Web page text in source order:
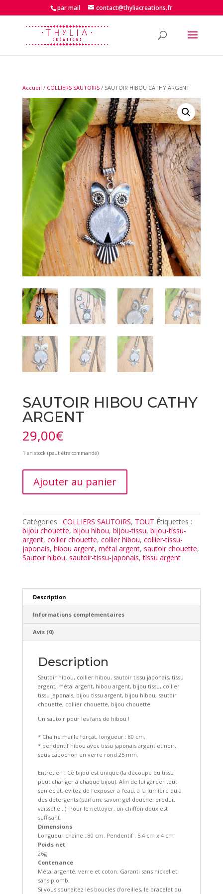
par mail contact@thyliacreations.fr
Accueil / COLLIERS SAUTOIRS/ SAUTOIR HIBOU CATHY ARGENT
SAUTOIR HIBOU CATHY
ARGENT
29,00€
1 en stock (peut être commandé)
quantité
SAUTOIR
ARGENT
Ajouter au panier
Catégories : COLLIERS SAUTOIRS, TOUT Étiquettes :
bijou chouette, bijou hibou, bijou-tissu, bijou-tissu-
argent, collier chouette, collier hibou, collier-tissu-
japonais, hibou argent, métal argent, sautoir chouette,
Sautoir hibou, sautoir-tissu-japonais,tissu argent
Description
Informations complémentaires
Avis (0)
Description
Sautoir hibou, collier hibou, sautoir tissu japonais, tissu
argent, métal argent, hibou argent, bijou tissu, collier
tissu japonais, bijou tissu argent, bijou hibou, sautoir
chouette, collier chouette, bijou chouette
Un sautoir pour les fans de hibou !
* Chaîne maille forçat, longueur : 80 cm,
* pendentif hibou avec tissu japonais argent et noir,
sous cabochon en verre rond 25 mm.
Entretien : Ce bijou est unique (la découpe du tissu
peut changer à chaque bijou). Afin de lui garder tout
son éclat, évitez de l’exposer à l’eau, à la lumière ou à
des détergents (parfum, savon, gel douche, produit
vaisselle…). Pour le nettoyer, un chiffon doux est
suffisant.
Dimensions
Longueur chaîne : 80 cm. Pendentif : 5,4 cm x 4 cm
Poids net
26g
Contenance
Métal argenté, verre et coton. Garanti sans nickel et
sans plomb.
Si vous souhaitez les boucles d’oreilles, le bracelet ou